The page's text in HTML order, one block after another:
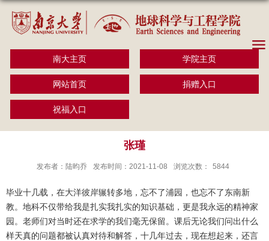
南大主页 学院主页
网站首页 捐赠入口
祝福入口
张瑾
发布者：陆昀乔 发布时间：2021-11-08 浏览次数： 5844
毕业十几载，在大洋彼岸辗转多地，忘不了浦园，也忘不了东南新
教。地科不仅带给我是扎实我扎实的知识基础，更是我永远的精神家
园。老师们对当时还在求学的我们毫无保留。课后无论我们问出什么
样天真的问题都被认真对待和解答，十几年过去，现在想起来，还言